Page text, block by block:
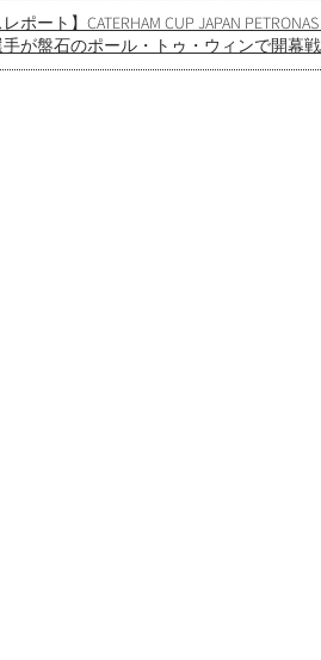
レポート】CATERHAM CUP JAPAN
が盤石のポール・トゥ・ウィンで開幕